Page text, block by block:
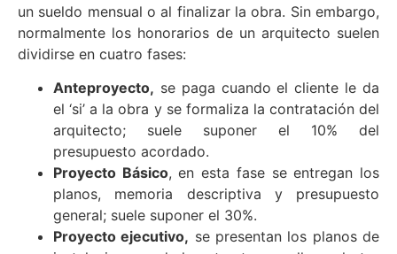
un sueldo mensual o al finalizar la obra. Sin embargo,
normalmente los honorarios de un arquitecto suelen
dividirse en cuatro fases:
Anteproyecto, se paga cuando el cliente le da
el ‘si’ a la obra y se formaliza la contratación del
arquitecto; suele suponer el 10% del
presupuesto acordado.
Proyecto Básico, en esta fase se entregan los
planos, memoria descriptiva y presupuesto
general; suele suponer el 30%.
Proyecto ejecutivo, se presentan los planos de